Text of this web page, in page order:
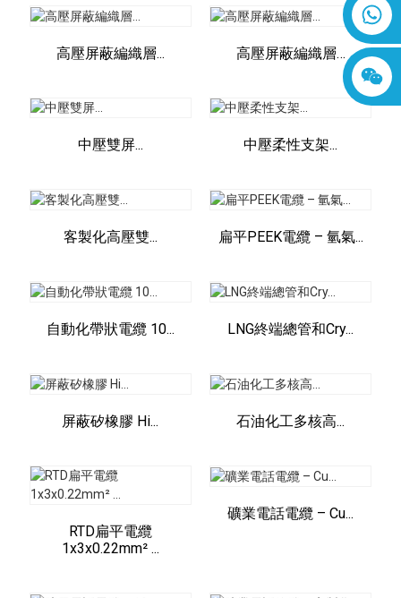
8618019377761
高壓屏蔽編織層... 高壓屏蔽編織層…
中壓雙屏... 中壓柔性支架...
客製化高壓雙... 扁平PEEK電纜 – 氫氣...
自動化帶狀電纜 10... LNG終端總管和Cry...
屏蔽矽橡膠 Hi... 石油化工多核高...
RTD扁平電纜
1x3x0.22mm² ...
礦業電話電纜 – Cu...